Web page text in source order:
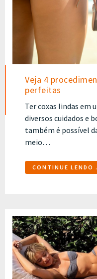
Veja 4
perfeitas
Ter coxas lindas em
diversos cuidados e
também é possível
meio…
CONTINUE LENDO